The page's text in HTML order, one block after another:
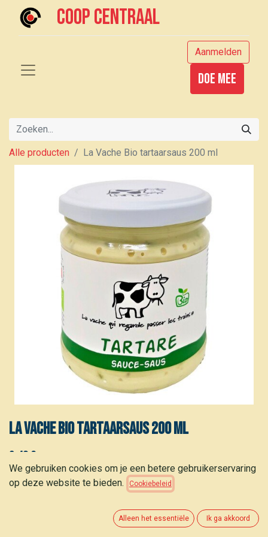
Coop centraal
Aanmelden
Doe mee
Alle producten La Vache Bio tartaarsaus 200 ml
La Vache Bio tartaarsaus 200 ml
3,40 €
TOEVOEGEN AAN WINKELMANDJE
We gebruiken cookies om je een betere gebruikerservaring
op deze website te bieden.
Cookiebeleid
Alleen het essentiële Ik ga akkoord